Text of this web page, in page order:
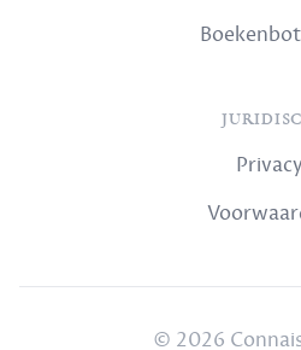
Privacy
© 2026